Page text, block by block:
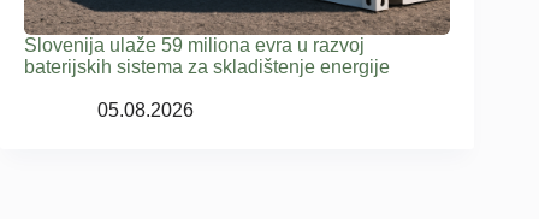
Slovenija ulaže 59 miliona evra u razvoj
baterijskih sistema za skladištenje energije
05.08.2026